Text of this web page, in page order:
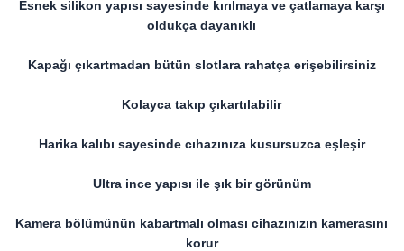
Esnek silikon yapısı sayesinde kırılmaya ve çatlamaya karşı
oldukça dayanıklı
Kapağı çıkartmadan bütün slotlara rahatça erişebilirsiniz
Kolayca takıp çıkartılabilir
Harika kalıbı sayesinde cıhazınıza kusursuzca eşleşir
Ultra ince yapısı ile şık bir görünüm
Kamera bölümünün kabartmalı olması cihazınızın kamerasını
korur